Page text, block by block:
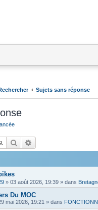
Sujets sans réponse
Rechercher
» 03 août 2026, 19:39 » dans
Du MOC
mai 2026, 19:21 » dans